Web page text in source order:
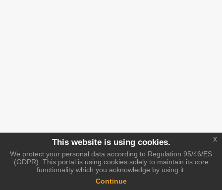
This website is using cookies.
We protect your personal data according to Regulation 95/46/ES
(GDPR). This portal is using cookies solely to maintain its core
functionality which you acknowledge by using it.
Continue
x